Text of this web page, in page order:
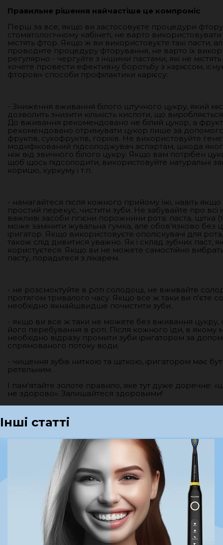
Правильне рішення найчастіше це компроміс
Перш за все, якщо ви застосовуєте процедури
стоматологічному кабінеті, не варто
містять фтор. Якщо ж ви використовуєте такі пасти,
проводите процедуру фторування, не варто їх
регулярно - чергуйте з іншими пастами, які не
хочете провести ефективну боротьбу з карієсом,
фторові» способи профілактики карієсу:
- Зниження вживання білого штучного цукру, який
дозволить знизити кількість кислоти, що
До вживання рекомендовано не білий цукор, а
рекомендовано отримувати цукор лише за
фруктів, сухофруктів, горіхів. Не використовуйте
модифікований підсолоджувач аспартам, шкода
ніж від звичного білого цукру. Якщо вам потрібен
щоб щось підсолодити, використовуйте натуральні
корицю, куркуму і т.п.
- намагайтеся після кожного прийому їжі, навіть
простий перекус, чистити зуби. Не забувайте про всі
важливі засоби гігієни порожнини рота: паста, щітка
може замінити жувальна гумка, але обов'язково без
іригатор. Якщо використовуєте ополіскувачі для
також слід дивитися уважно. Як і склад зубних паст,
користуєтеся. Якщо ви не можете самостійно
пасту, порадьтеся з лікарем.
- не розсмоктуйте в роті солодощі, не вживайте
протягом тривалого часу. Якщо все ж таки ви п'єте
необхідно якнайшвидше почистити зуби.
- якщо ви все ж таки не можете без вживання цукру,
його перебування в роті. Після кожного їди, в якому
необхідно відразу промити зуби іригатором за
спрямованого потоку води.
- чищення зубів ниткою та щіткою, іригатором має
ретельним.
І пам'ятайте золоте правило, яке тут дуже доречне:
не здорово». Залишайтеся здоровими!
Інші статті